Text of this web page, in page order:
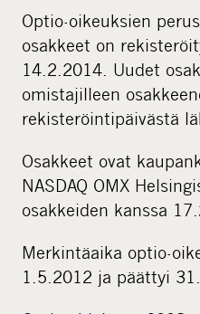
Optio-oikeuksien
osakkeet on
14.2.2014. Uudet
omistajilleen
rekisteröintipäivästä
Osakkeet ovat
NASDAQ OMX
osakkeiden kanssa
Merkintäaika optio-
1.5.2012 ja päättyi